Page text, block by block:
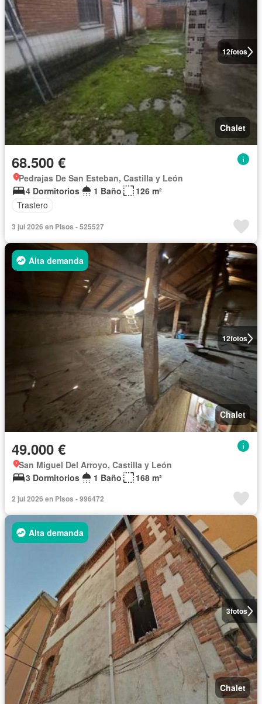
12fotos
Chalet
68.500 €
Pedrajas De San Esteban, Castilla y León
4 Dormitorios
1 Baño
126 m²
Trastero
3 jul 2026 en Pisos - 525527
12fotos
Alta demanda
Chalet
49.000 €
San Miguel Del Arroyo, Castilla y León
3 Dormitorios
1 Baño 168 m²
2 jul 2026 en Pisos - 996472
3fotos
Alta demanda
Chalet